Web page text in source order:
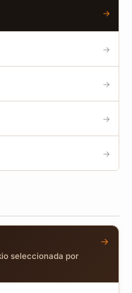
→
→
→
→
→
seleccionada por
→